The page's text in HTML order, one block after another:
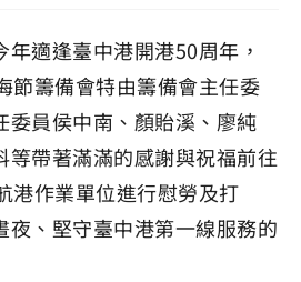
適逢臺中港開港50周年，
節籌備會特由籌備會主任委
委員侯中南、顏貽溪、廖純
等帶著滿滿的感謝與祝福前往
港作業單位進行慰勞及打
夜、堅守臺中港第一線服務的